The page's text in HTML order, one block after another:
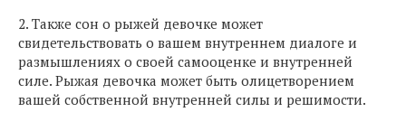
2. Также сон о рыжей девочке может
свидетельствовать о вашем внутреннем диалоге и
размышлениях о своей самооценке и внутренней
силе. Рыжая девочка может быть олицетворением
вашей собственной внутренней силы и решимости.